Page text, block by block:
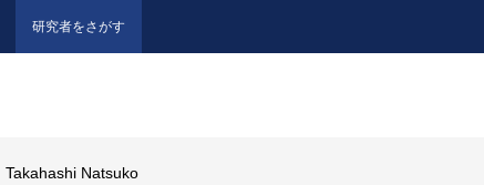
研究者をさがす
Takahashi Natsuko